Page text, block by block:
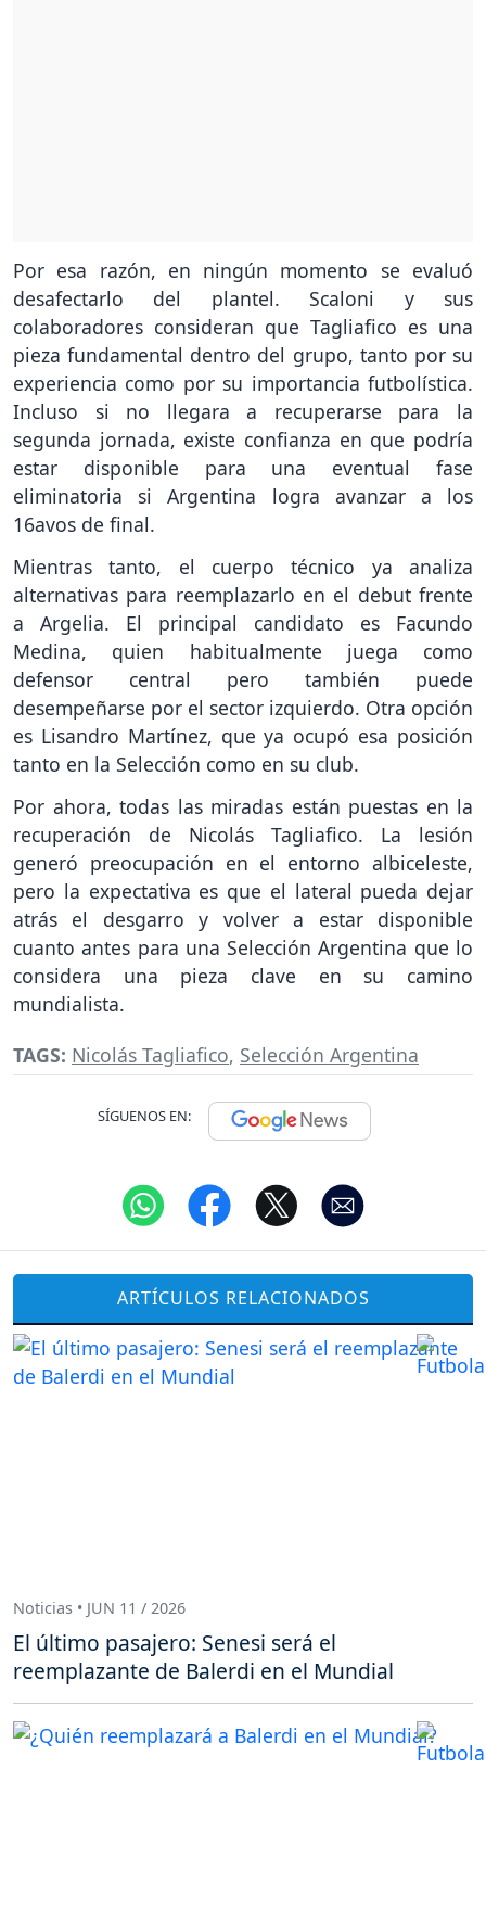
Por esa razón, en ningún momento se evaluó
desafectarlo del plantel. Scaloni y sus
colaboradores consideran que Tagliafico es una
pieza fundamental dentro del grupo, tanto por su
experiencia como por su importancia futbolística.
Incluso si no llegara a recuperarse para la
segunda jornada, existe confianza en que podría
estar disponible para una eventual fase
eliminatoria si Argentina logra avanzar a los
16avos de final.
Mientras tanto, el cuerpo técnico ya analiza
alternativas para reemplazarlo en el debut frente
a Argelia. El principal candidato es Facundo
Medina, quien habitualmente juega como
defensor central pero también puede
desempeñarse por el sector izquierdo. Otra opción
es Lisandro Martínez, que ya ocupó esa posición
tanto en la Selección como en su club.
Por ahora, todas las miradas están puestas en la
recuperación de Nicolás Tagliafico. La lesión
generó preocupación en el entorno albiceleste,
pero la expectativa es que el lateral pueda dejar
atrás el desgarro y volver a estar disponible
cuanto antes para una Selección Argentina que lo
considera una pieza clave en su camino
mundialista.
TAGS: Nicolás Tagliafico, Selección Argentina
SÍGUENOS EN:
ARTÍCULOS RELACIONADOS
Noticias • JUN 11 / 2026
El último pasajero: Senesi será el
reemplazante de Balerdi en el Mundial